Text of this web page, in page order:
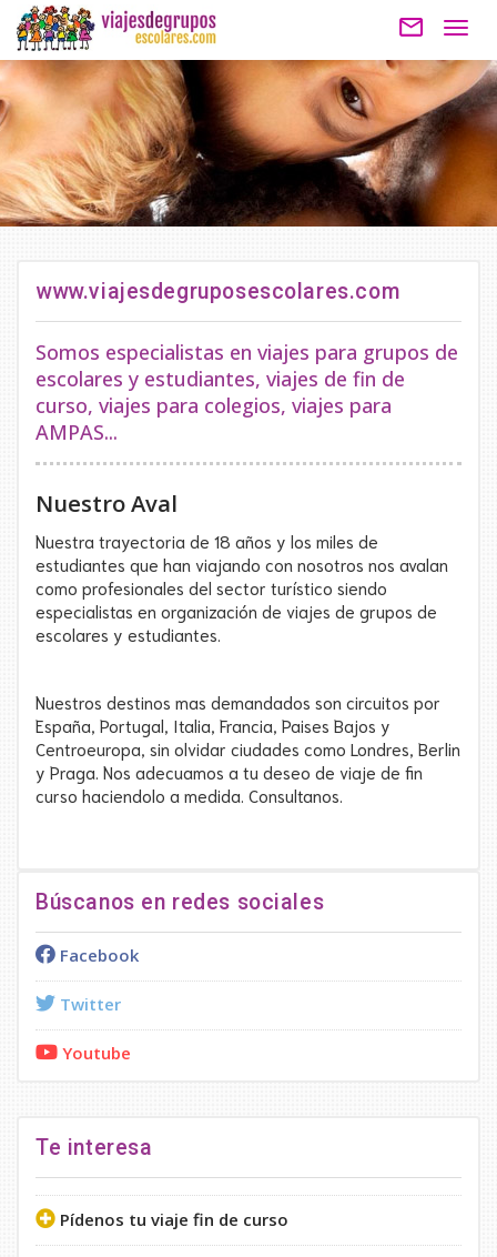
mail_outline
www.viajesdegruposescolares.com
Somos especialistas en viajes para grupos de
escolares y estudiantes, viajes de fin de
curso, viajes para colegios, viajes para
AMPAS...
Nuestro Aval
Nuestra trayectoria de 18 años y los miles de
estudiantes que han viajando con nosotros nos avalan
como profesionales del sector turístico siendo
especialistas en organización de viajes de grupos de
escolares y estudiantes.
Nuestros destinos mas demandados son circuitos por
España, Portugal, Italia, Francia, Paises Bajos y
Centroeuropa, sin olvidar ciudades como Londres, Berlin
y Praga. Nos adecuamos a tu deseo de viaje de fin
curso haciendolo a medida. Consultanos.
Búscanos en redes sociales
Facebook
Twitter
Youtube
Te interesa
Pídenos tu viaje fin de curso